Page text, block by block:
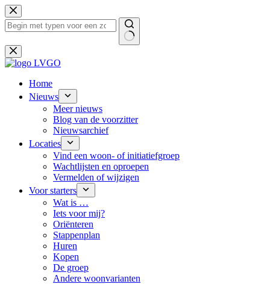
Ga
naar
de
Geen
resultaten
Home
Nieuws
Meer nieuws
Blog van de voorzitter
Nieuwsarchief
Locaties
Vind een woon- of initiatiefgroep
Wachtlijsten en oproepen
Vermelden of wijzigen
Voor starters
Wat is …
Iets voor mij?
Oriënteren
Stappenplan
Huren
Kopen
De groep
Andere woonvarianten